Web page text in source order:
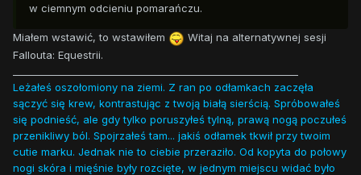
w ciemnym odcieniu pomarańczu.
Miałem wstawić, to wstawiłem
Witaj na alternatywnej sesji
Fallouta: Equestrii.
Leżałeś oszołomiony na ziemi. Z ran po odłamkach zaczęła
sączyć się krew, kontrastując z twoją białą sierścią. Spróbowałeś
się podnieść, ale gdy tylko poruszyłeś tylną, prawą nogą poczułeś
przenikliwy ból. Spojrzałeś tam... jakiś odłamek tkwił przy twoim
cutie marku. Jednak nie to ciebie przeraziło. Od kopyta do połowy
nogi skóra i mięśnie były rozcięte, w jednym miejscu widać było